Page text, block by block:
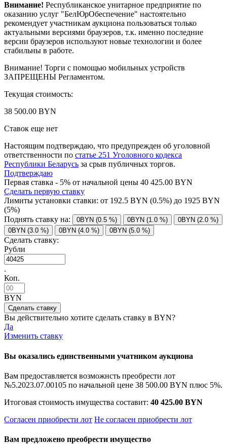
Внимание! Республиканское унитарное предприятие по
оказанию услуг "БелЮрОбеспечение" настоятельно
рекомендует участникам аукциона пользоваться только
актуальными версиями браузеров, т.к. именно последние
версии браузеров используют новые технологии и более
стабильны в работе.
Внимание! Торги с помощью мобильных устройств
ЗАПРЕЩЕНЫ Регламентом.
Текущая стоимость:
38 500.00 BYN
Ставок еще нет
Настоящим подтверждаю, что предупрежден об уголовной
ответственности по статье 251 Уголовного кодекса
Республики Беларусь за срыв публичных торгов.
Подтверждаю
Первая ставка - 5% от начальной цены 40 425.00 BYN
Сделать первую ставку
Лимиты установки ставки: от 192.5 BYN (0.5%) до 1925 BYN
(5%)
Поднять ставку на:
0BYN (0.5 %) 0BYN (1.0 %)
0BYN (2.0 %)
0BYN (3.0 %)
0BYN (4.0 %) 0BYN (5.0 %)
Сделать ставку:
Рубли
.
Коп.
BYN
Вы действительно хотите сделать ставку в BYN?
Да
Изменить ставку
Вы оказались единственными учатником аукциона
Вам предоставляется возможнсть преобрести лот
№5.2023.07.00105 по начальной цене 38 500.00 BYN плюс 5%.
Итоговая стоимость имущества составит: 40 425.00 BYN
Согласен приобрести лот Не согласен приобрести лот
Вам предложено преобрести имущество